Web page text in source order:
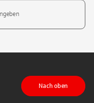
auf LinkedIn
Nach oben